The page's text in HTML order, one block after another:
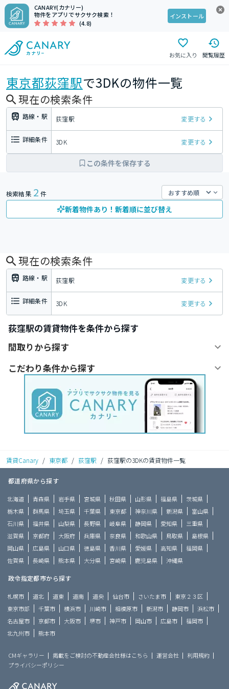
CANARY(カナリー)
物件をアプリでサクサク検索！
(4.8)
インストール
お気に入り 閲覧履歴
東京都荻窪駅で3DKの物件一覧
現在の検索条件
路線・駅 荻窪駅 変更する
詳細条件 3DK 変更する
この条件を保存する
検索結果 2 件
新着物件あり！新着順に並び替え
現在の検索条件
路線・駅 荻窪駅 変更する
詳細条件 3DK 変更する
荻窪駅の賃貸物件を条件から探す
間取りから探す
こだわり条件から探す
賃貸Canary / 東京都 / 荻窪駅 / 荻窪駅の3DKの賃貸物件一覧
都道府県から探す
北海道 青森県 岩手県 宮城県 秋田県 山形県 福島県
茨城県
栃木県
群馬県 埼玉県 千葉県 東京都 神奈川県 新潟県
富山県
石川県
福井県 山梨県 長野県 岐阜県 静岡県 愛知県
三重県
滋賀県
京都府 大阪府 兵庫県 奈良県 和歌山県 鳥取県
島根県
岡山県
広島県 山口県 徳島県 香川県 愛媛県 高知県
福岡県
佐賀県
長崎県 熊本県 大分県 宮崎県 鹿児島県 沖縄県
政令指定都市から探す
札幌市 道北 道東 道南 道央 仙台市 さいたま市
東京２３区
東京市部
千葉市 横浜市 川崎市 相模原市 新潟市 静岡市
浜松市
名古屋市
京都市 大阪市 堺市 神戸市 岡山市 広島市
福岡市
北九州市
熊本市
CMギャラリー 掲載をご検討の不動産会社様はこちら 運営会社
利用規約
プライバシーポリシー